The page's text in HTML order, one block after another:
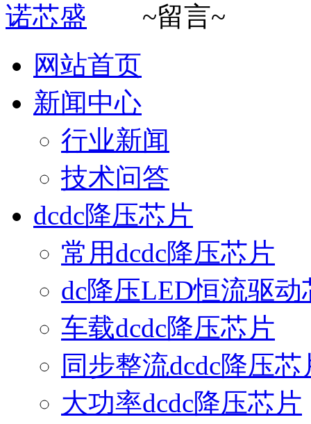
~留言~
网站首页
新闻中心
行业新闻
技术问答
dcdc降压芯片
常用dcdc降压芯片
dc降压LED恒流驱动
车载dcdc降压芯片
同步整流dcdc降压芯
大功率dcdc降压芯片